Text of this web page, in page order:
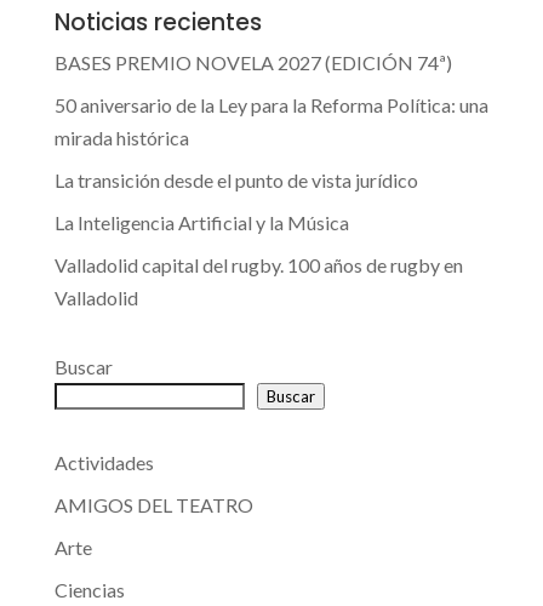
Noticias recientes
BASES PREMIO NOVELA 2027 (EDICIÓN 74ª)
50 aniversario de la Ley para la Reforma Política: una
mirada histórica
La transición desde el punto de vista jurídico
La Inteligencia Artificial y la Música
Valladolid capital del rugby. 100 años de rugby en
Valladolid
Buscar
Buscar
Actividades
AMIGOS DEL TEATRO
Arte
Ciencias